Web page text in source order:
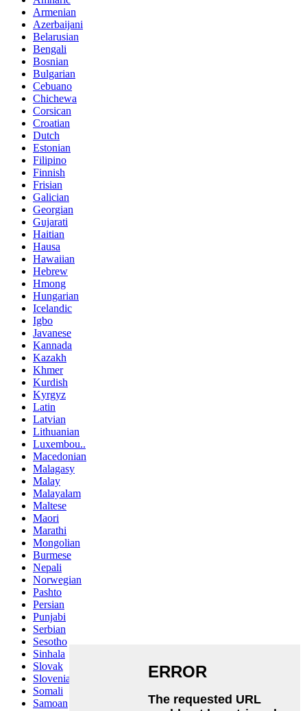
Armenian
Azerbaijani
Belarusian
Bengali
Bosnian
Bulgarian
Cebuano
Chichewa
Corsican
Croatian
Dutch
Estonian
Filipino
Finnish
Frisian
Galician
Georgian
Gujarati
Haitian
Hausa
Hawaiian
Hebrew
Hmong
Hungarian
Icelandic
Igbo
Javanese
Kannada
Kazakh
Khmer
Kurdish
Kyrgyz
Latin
Latvian
Lithuanian
Luxembou..
Macedonian
Malagasy
Malay
Malayalam
Maltese
Maori
Marathi
Mongolian
Burmese
Nepali
Norwegian
Pashto
Persian
Punjabi
Serbian
Sesotho
Sinhala
Slovak
Slovenian
Somali
Samoan